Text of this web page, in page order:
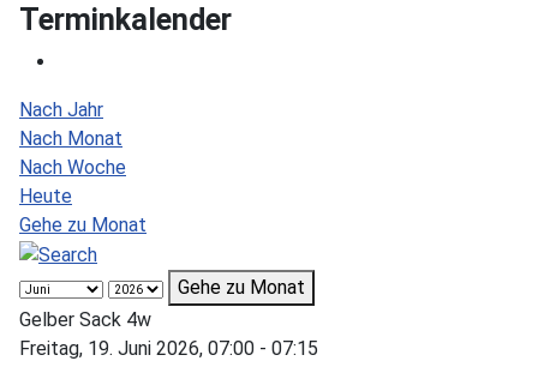
Terminkalender
Nach Jahr
Nach Monat
Nach Woche
Heute
Gehe zu Monat
Gehe zu Monat
Gelber Sack 4w
Freitag, 19. Juni 2026, 07:00 - 07:15